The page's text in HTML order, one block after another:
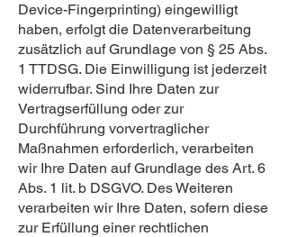
Device-Fingerprinting) eingewilligt
haben, erfolgt die Datenverarbeitung
zusätzlich auf Grundlage von § 25 Abs.
1 TTDSG. Die Einwilligung ist jederzeit
widerrufbar. Sind Ihre Daten zur
Vertragserfüllung oder zur
Durchführung vorvertraglicher
Maßnahmen erforderlich, verarbeiten
wir Ihre Daten auf Grundlage des Art. 6
Abs. 1 lit. b DSGVO. Des Weiteren
verarbeiten wir Ihre Daten, sofern diese
zur Erfüllung einer rechtlichen